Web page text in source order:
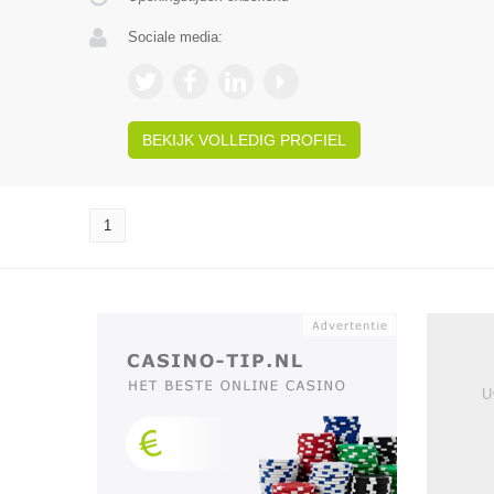
Sociale media:
BEKIJK VOLLEDIG PROFIEL
1